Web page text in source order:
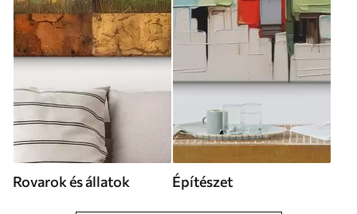
Rovarok és állatok Építészet